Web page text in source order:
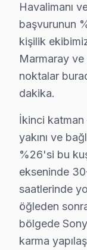
Yeni Sony
Sony
Yeni Sony
Yenişehir
Yenişehir
Yeşilbağlar
Yeşilbağlar
Pendik
Pendik
Havalimanı
başvurunun
kişilik
Marmaray ve
noktalar
dakika.
İkinci
yakını ve
%26'si bu
ekseninde
saatlerinde
öğleden
bölgede
karma